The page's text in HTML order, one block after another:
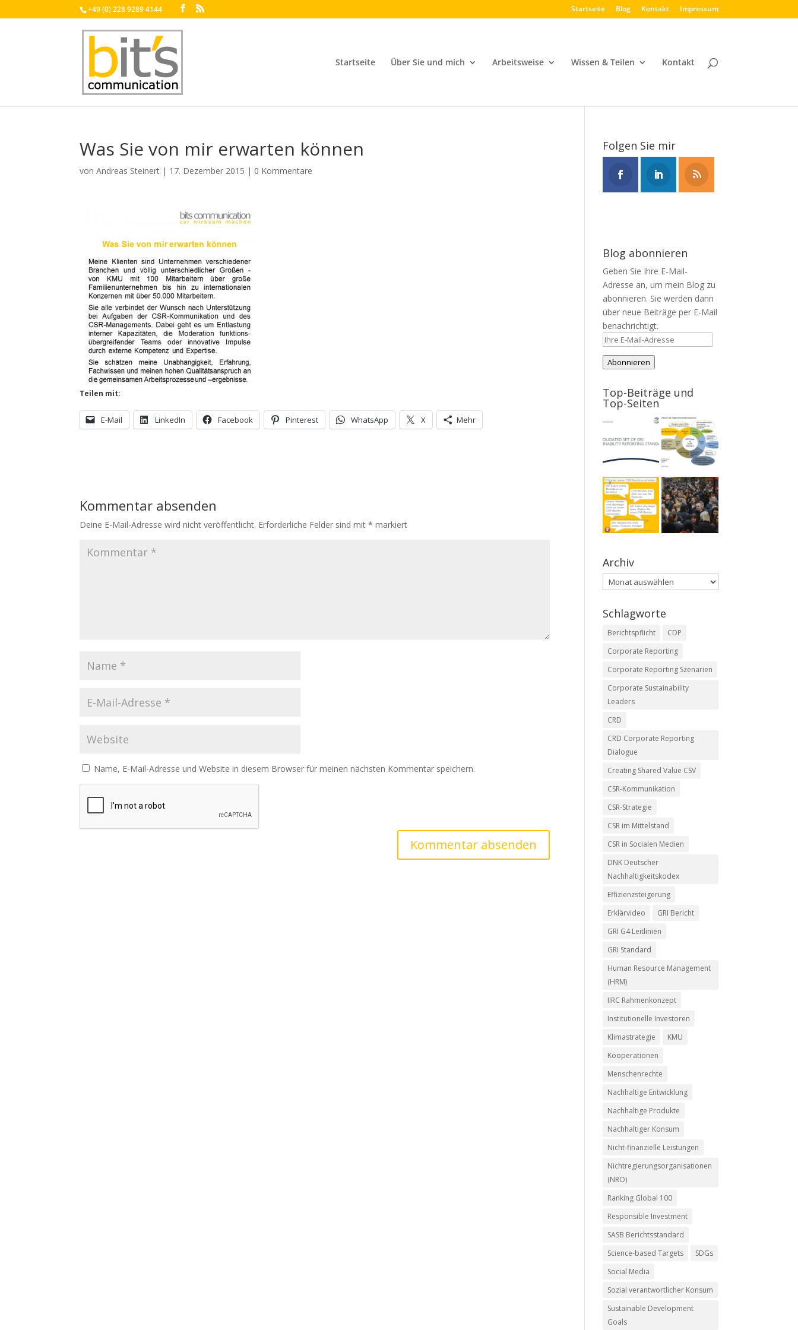
+49 (0) 228 9289 4144 Startseite Blog Kontakt Impressum
Startseite Über Sie und mich Arbeitsweise Wissen & Teilen Kontakt
Was Sie von mir erwarten können
vonAndreas Steinert | 17. Dezember 2015 | 0 Kommentare
Teilen mit:
E-Mail LinkedIn Facebook Pinterest WhatsApp X Mehr
Kommentar absenden
Deine E-Mail-Adresse wird nicht veröffentlicht. Erforderliche Felder sind mit* markiert
Name, E-Mail-Adresse und Website in diesem Browser für meinen nächsten Kommentar speichern.
Folgen Sie mir
Blog abonnieren
Geben Sie Ihre E-Mail-
Adresse an, um mein Blog zu
abonnieren. Sie werden dann
über neue Beiträge per E-Mail
benachrichtigt.
Ihre
E-
Mail-
Abonnieren
Top-Beiträge und
Top-Seiten
Archiv
Archiv
Schlagworte
Berichtspflicht
CDP
Corporate Reporting
Corporate Reporting Szenarien
Corporate Sustainability
Leaders
CRD
CRD Corporate Reporting
Dialogue
Creating Shared Value CSV
CSR-Kommunikation
CSR-Strategie
CSR im Mittelstand
CSR in Socialen Medien
DNK Deutscher
Nachhaltigkeitskodex
Effizienzsteigerung
Erklärvideo
GRI Bericht
GRI G4 Leitlinien
GRI Standard
Human Resource Management
(HRM)
IIRC Rahmenkonzept
Institutionelle Investoren
Klimastrategie
KMU
Kooperationen
Menschenrechte
Nachhaltige Entwicklung
Nachhaltige Produkte
Nachhaltiger Konsum
Nicht-finanzielle Leistungen
Nichtregierungsorganisationen
(NRO)
Ranking Global 100
Responsible Investment
SASB Berichtsstandard
Science-based Targets
SDGs
Social Media
Sozial verantwortlicher Konsum
Sustainable Development
Goals